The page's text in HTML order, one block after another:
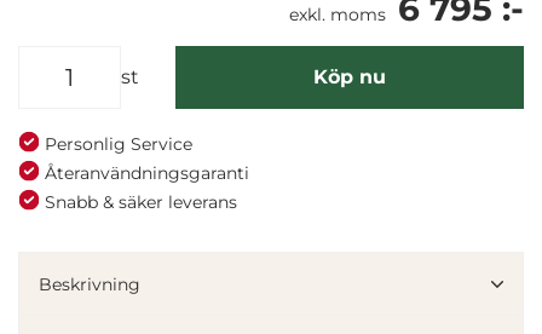
exkl. moms 6 795 :-
st Köp nu
Personlig Service
Återanvändningsgaranti
Snabb & säker leverans
Beskrivning